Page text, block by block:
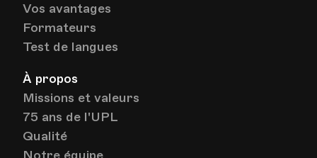
Date
09.06.2026
Lieu
HEP - Haute Ecole Pédagogique - Salle 719
1005, Lausanne
Av. de Cour 33
Vos avantages
Formateurs
Test de langues
À propos
Missions et valeurs
75 ans de l'UPL
Qualité